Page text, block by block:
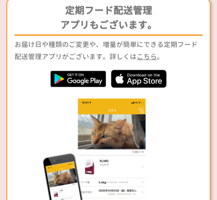
定期フード配送管理
アプリもございます。
お届け日や種類のご変更や、増量が簡単にできる定期フード
配送管理アプリがございます。詳しくはこちら。